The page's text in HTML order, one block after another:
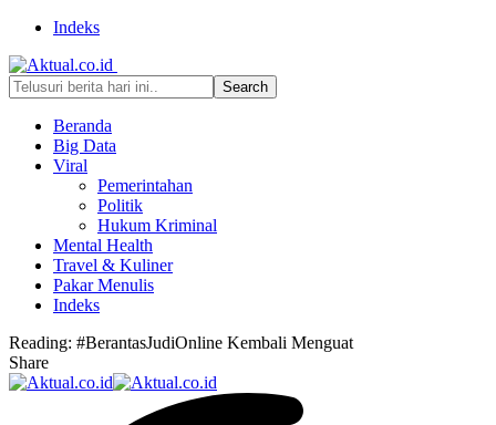
Indeks
Beranda
Big Data
Viral
Pemerintahan
Politik
Hukum Kriminal
Mental Health
Travel & Kuliner
Pakar Menulis
Indeks
Reading: #BerantasJudiOnline Kembali Menguat
Share